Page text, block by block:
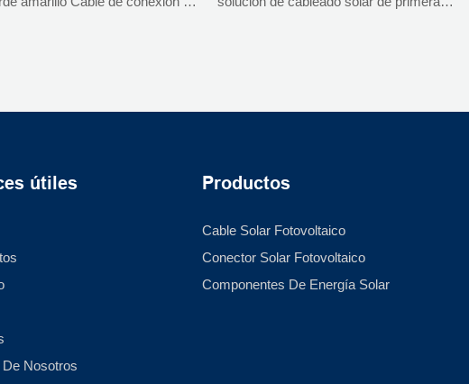
de PVC verde amarillo
conexión a tierra en diversas instalaciones
útiles
Nosotros
Productos
Cable Solar Fotovoltaico
Conector Solar Fotovoltaico
Componentes De Energía Solar